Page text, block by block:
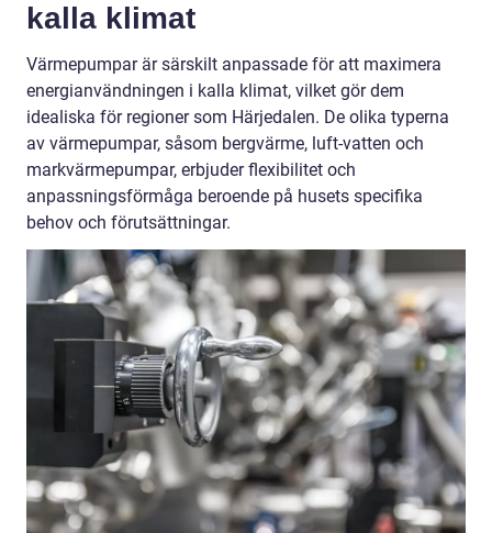
kalla klimat
Värmepumpar är särskilt anpassade för att maximera
energianvändningen i kalla klimat, vilket gör dem
idealiska för regioner som Härjedalen. De olika typerna
av värmepumpar, såsom bergvärme, luft-vatten och
markvärmepumpar, erbjuder flexibilitet och
anpassningsförmåga beroende på husets specifika
behov och förutsättningar.